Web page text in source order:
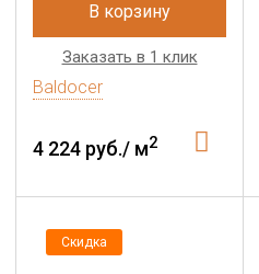
В корзину
Заказать в 1 клик
Baldocer
4 224 руб./ м2
Скидка